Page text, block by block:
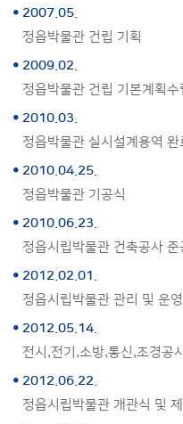
2007.05.
정읍박물관 건립 기획
2009.02.
정읍박물관 건립 기본계획수
2010.03.
정읍박물관 실시설계용역 완
2010.04.25.
정읍박물관 기공식
2010.06.23.
정읍시립박물관 건축공사 준
2012.02.01.
정읍시립박물관 관리 및 운
2012.05.14.
전시,전기,소방,통신,조경공
2012.06.22.
정읍시립박물관 개관식 및